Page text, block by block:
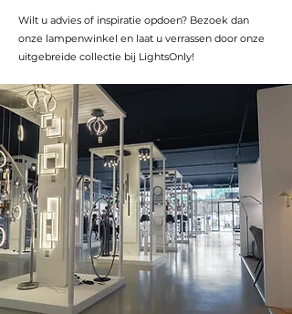
Wilt u advies of inspiratie opdoen? Bezoek dan
onze lampenwinkel en laat u verrassen door onze
uitgebreide collectie bij LightsOnly!